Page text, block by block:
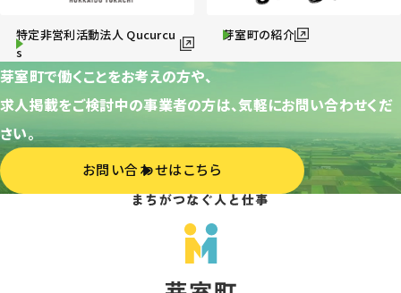
特定非営利活動法人 Qucurcu
s
芽室町の紹介
芽室町で働くことをお考えの方や、
求人掲載をご検討中の事業者の方は、気軽にお問い合わせくだ
さい。
お問い合わせはこちら